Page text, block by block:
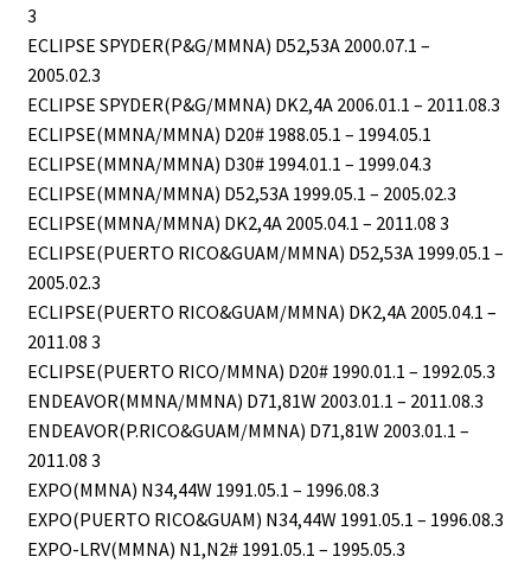
3
ECLIPSE SPYDER(P&G/MMNA) D52,53A 2000.07.1 –
2005.02.3
ECLIPSE SPYDER(P&G/MMNA) DK2,4A 2006.01.1 – 2011.08.3
ECLIPSE(MMNA/MMNA) D20# 1988.05.1 – 1994.05.1
ECLIPSE(MMNA/MMNA) D30# 1994.01.1 – 1999.04.3
ECLIPSE(MMNA/MMNA) D52,53A 1999.05.1 – 2005.02.3
ECLIPSE(MMNA/MMNA) DK2,4A 2005.04.1 – 2011.08 3
ECLIPSE(PUERTO RICO&GUAM/MMNA) D52,53A 1999.05.1 –
2005.02.3
ECLIPSE(PUERTO RICO&GUAM/MMNA) DK2,4A 2005.04.1 –
2011.08 3
ECLIPSE(PUERTO RICO/MMNA) D20# 1990.01.1 – 1992.05.3
ENDEAVOR(MMNA/MMNA) D71,81W 2003.01.1 – 2011.08.3
ENDEAVOR(P.RICO&GUAM/MMNA) D71,81W 2003.01.1 –
2011.08 3
EXPO(MMNA) N34,44W 1991.05.1 – 1996.08.3
EXPO(PUERTO RICO&GUAM) N34,44W 1991.05.1 – 1996.08.3
EXPO-LRV(MMNA) N1,N2# 1991.05.1 – 1995.05.3